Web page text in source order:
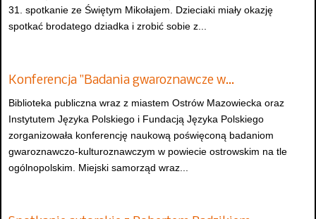
31. spotkanie ze Świętym Mikołajem. Dzieciaki miały okazję
spotkać brodatego dziadka i zrobić sobie z...
Konferencja "Badania gwaroznawcze w…
Biblioteka publiczna wraz z miastem Ostrów Mazowiecka oraz
Instytutem Języka Polskiego i Fundacją Języka Polskiego
zorganizowała konferencję naukową poświęconą badaniom
gwaroznawczo-kulturoznawczym w powiecie ostrowskim na tle
ogólnopolskim. Miejski samorząd wraz...